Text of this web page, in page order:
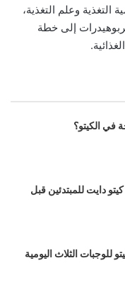
وعلم التغذية،
إلى خطة
في الكيتو؟
دايت للمبتدئين قبل
الثلاث اليومية